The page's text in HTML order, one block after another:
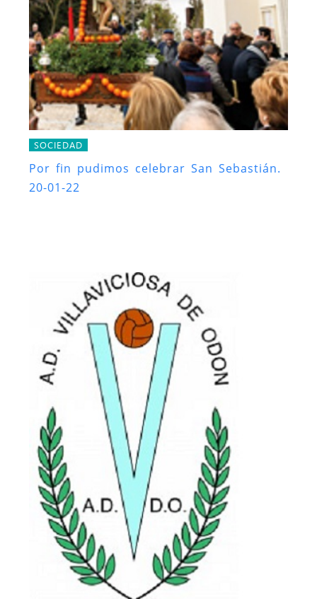
SOCIEDAD
Por fin pudimos celebrar San Sebastián.
20-01-22